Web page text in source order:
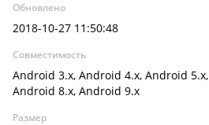
Обновлено
2018-10-27 11:50:48
Совместимость
Android 3.x, Android 4.x, Android
Android 8.x, Android 9.x
Размер